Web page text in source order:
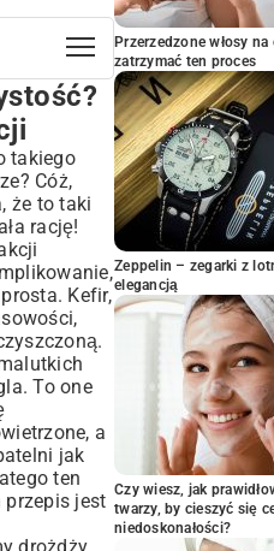
kefiru
nasza
na
takiego
Cóż,
że to taki
rację!
Kefir,
To one
a
jak
ten
przepis jest
Przerzedzone włosy
zatrzymać ten proces
Zeppelin – zegarki z
elegancją
Czy wiesz, jak
twarzy, by cieszyć się
niedoskonałości?